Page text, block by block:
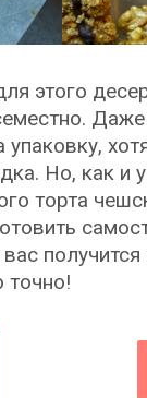
этого
Но, как и
торта
точно!